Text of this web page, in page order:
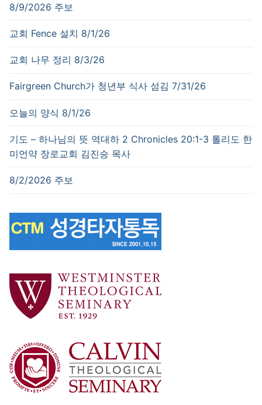
8/9/2026 주보
교회 Fence 설치 8/1/26
교회 나무 정리 8/3/26
Fairgreen Church가 청년부 식사 섬김 7/31/26
오늘의 양식 8/1/26
기도 – 하나님의 뜻 역대하 2 Chronicles 20:1-3 톨리도 한
미언약 장로교회 김진승 목사
8/2/2026 주보